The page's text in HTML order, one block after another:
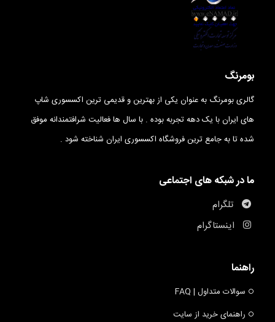
بومرنگ
گالری بومرنگ به عنوان یکی از بهترین و قدیمی ترین اکسسوری شاپ
های ایران با یک دهه تجربه بوده . با سال ها فعالیت شرافتمندانه موفق
شده تا به جامع ترین فروشگاه اکسسوری ایران شناخته شود .
ما در شبکه های اجتماعی
تلگرام
اینستاگرام
راهنما
سوالات متداول | FAQ
راهنمای خرید از سایت